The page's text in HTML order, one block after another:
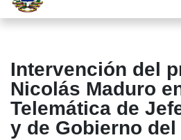
Intervención del
Nicolás Maduro
Telemática de
y de Gobierno del